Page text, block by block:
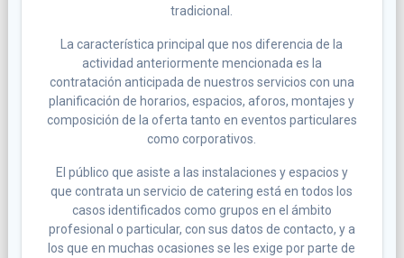
tradicional.
La característica principal que nos diferencia de la
actividad anteriormente mencionada es la
contratación anticipada de nuestros servicios con una
planificación de horarios, espacios, aforos, montajes y
composición de la oferta tanto en eventos particulares
como corporativos.
El público que asiste a las instalaciones y espacios y
que contrata un servicio de catering está en todos los
casos identificados como grupos en el ámbito
profesional o particular, con sus datos de contacto, y a
los que en muchas ocasiones se les exige por parte de